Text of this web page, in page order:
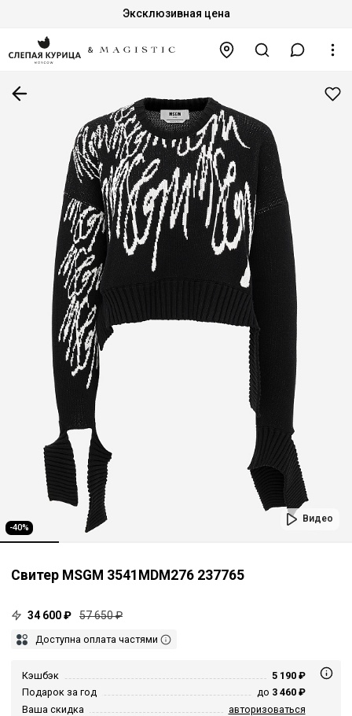
Эксклюзивная цена
-40%
Видео
Свитер MSGM 3541MDM276 237765
34 600 ₽ 57 650 ₽
Доступна оплата частями
Кэшбэк
5 190 ₽
Подарок за год
до 3 460 ₽
Ваша скидка
авторизоваться